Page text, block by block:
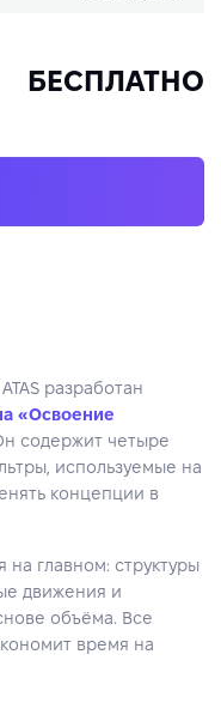
БЕСПЛАТНО
разработан
«Освоение
содержит четыре
используемые на
концепции в
главном: структуры
движения и
объёма. Все
время на